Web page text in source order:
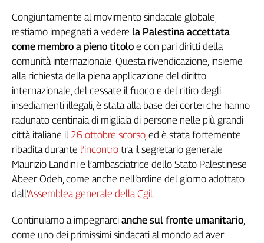
Easy
Inserti
Idea
Diffusa
InFlai
Le
trasmissioni
tv
in
Progress
L'Italia
Lavoro
Congiuntamente al movimento sindacale globale,
restiamo impegnati a vedere la Palestina accettata
come membro a pieno titolo e con pari diritti della
comunità internazionale. Questa rivendicazione, insieme
alla richiesta della piena applicazione del diritto
internazionale, del cessate il fuoco e del ritiro degli
insediamenti illegali, è stata alla base dei cortei che hanno
radunato centinaia di migliaia di persone nelle più grandi
città italiane il 26 ottobre scorso, ed è stata fortemente
ribadita durante l’incontro tra il segretario generale
Maurizio Landini e l’ambasciatrice dello Stato Palestinese
Abeer Odeh, come anche nell’ordine del giorno adottato
dall’Assemblea generale della Cgil.
Continuiamo a impegnarci anche sul fronte umanitario,
come uno dei primissimi sindacati al mondo ad aver